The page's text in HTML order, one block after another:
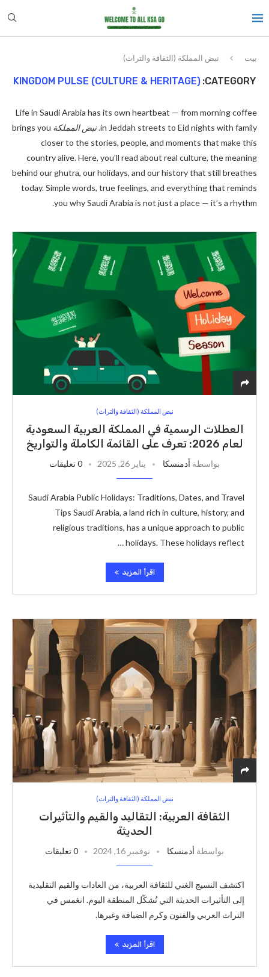
بيت نبض المملكة (الثقافة والتراث)
CATEGORY:
KINGDOM PULSE (CULTURE & HERITAGE)
Life in Saudi Arabia has its own heartbeat — from morning coffee
in Jeddah streets to Eid nights with family. نبض المملكة brings you
closer to the stories, people, and moments that make this
country alive. Here, you’ll read about real culture, the meaning
behind our ghutra, our holidays, and our history that still breathes
today. Simple words, true feelings, and everything that reminds
you why Saudi Arabia is not just a place — it’s a rhythm.
نبض المملكة (الثقافة والتراث)
العطلات الرسمية في المملكة العربية السعودية
لعام 2026: تعرف على القائمة الكاملة والتواريخ
بواسطة أدمنسكا يناير 26, 2025 0 تعليقات
Saudi Arabia Public Holidays: Traditions, Dates, and Travel
Tips Saudi Arabia, a land rich in culture, history, and
religious traditions, has a unique approach to public
holidays. These holidays reflect …
اقرأ المزيد
نبض المملكة (الثقافة والتراث)
الثقافة العربية: التقاليد والقيم والتأثيرات
الحديثة
بواسطة أدمنسكا نوفمبر 16, 2024 0 تعليقات
اكتشف النسيج الغني للثقافة العربية، من العادات والقيم التقليدية
إلى التأثيرات الحديثة التي تُشكّل المنطقة اليوم. انغمس في
التراث العربي والفنون وكرم الضيافة وغيرها.
اقرأ المزيد